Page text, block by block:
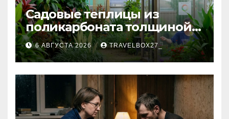
Садовые теплицы из
поликарбоната толщиной 4
и 6 мм
6 АВГУСТА 2026 TRAVELBOX27_